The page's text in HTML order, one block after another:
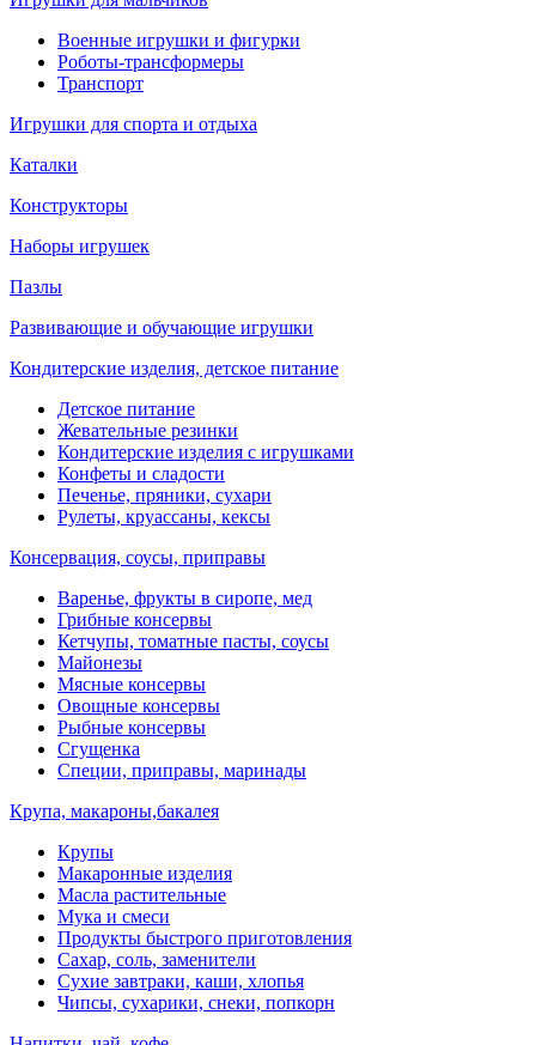
Военные игрушки и фигурки
Роботы-трансформеры
Транспорт
Игрушки для спорта и отдыха
Каталки
Конструкторы
Наборы игрушек
Пазлы
Развивающие и обучающие игрушки
Кондитерские изделия, детское питание
Детское питание
Жевательные резинки
Кондитерские изделия с игрушками
Конфеты и сладости
Печенье, пряники, сухари
Рулеты, круассаны, кексы
Консервация, соусы, приправы
Варенье, фрукты в сиропе, мед
Грибные консервы
Кетчупы, томатные пасты, соусы
Майонезы
Мясные консервы
Овощные консервы
Рыбные консервы
Сгущенка
Специи, приправы, маринады
Крупа, макароны,бакалея
Крупы
Макаронные изделия
Масла растительные
Мука и смеси
Продукты быстрого приготовления
Сахар, соль, заменители
Сухие завтраки, каши, хлопья
Чипсы, сухарики, снеки, попкорн